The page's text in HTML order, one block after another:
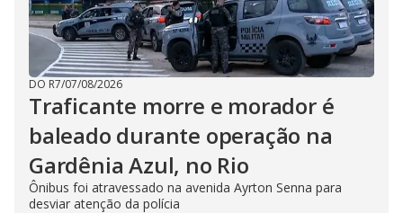
DO R7/07/08/2026
Traficante morre e morador é
baleado durante operação na
Gardênia Azul, no Rio
Ônibus foi atravessado na avenida Ayrton Senna para
desviar atenção da polícia